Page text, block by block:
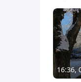
16:36,